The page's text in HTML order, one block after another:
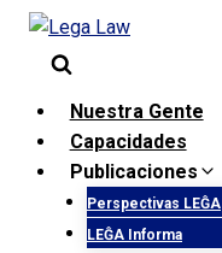
Saltar
contenido
Nuestra Gente
Capacidades
Publicaciones
Perspectivas LEĜA
LEĜA Informa